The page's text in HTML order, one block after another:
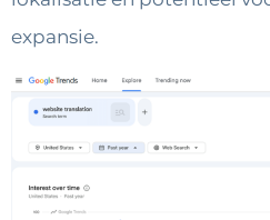
expansie.